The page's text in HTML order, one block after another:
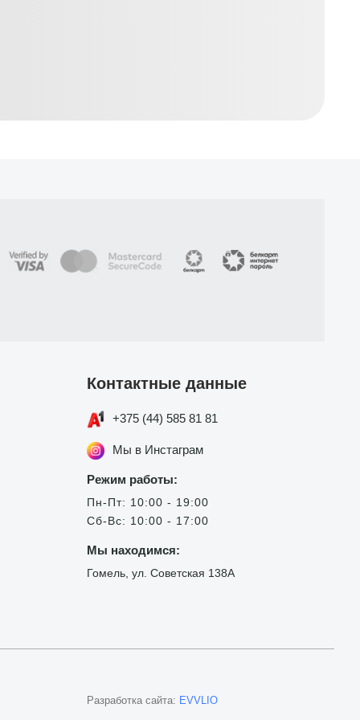
Контактные данные
+375 (44) 585 81 81
Мы в Инстаграм
Режим работы:
Пн-Пт: 10:00 - 19:00
Сб-Вс: 10:00 - 17:00
Мы находимся:
Гомель, ул. Советская 138А
Разработка сайта: EVVLIO